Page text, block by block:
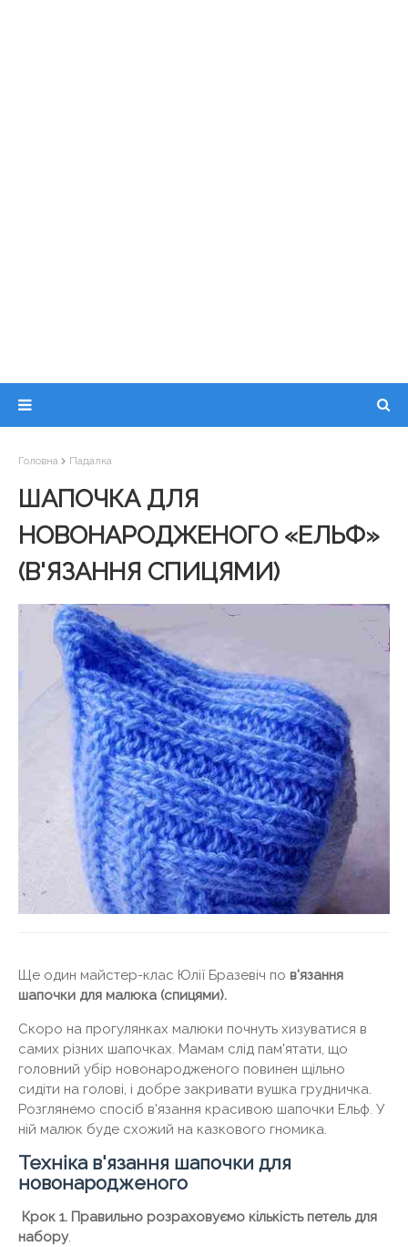
Головна Падалка
ШАПОЧКА ДЛЯ
НОВОНАРОДЖЕНОГО «ЕЛЬФ»
(В'ЯЗАННЯ СПИЦЯМИ)
Ще один майстер-клас Юлії Бразевіч по в'язання
шапочки для малюка (спицями).
Скоро на прогулянках малюки почнуть хизуватися в
самих різних шапочках. Мамам слід пам'ятати, що
головний убір новонародженого повинен щільно
сидіти на голові, і добре закривати вушка грудничка.
Розглянемо спосіб в'язання красивою шапочки Ельф. У
ній малюк буде схожий на казкового гномика.
Техніка в'язання шапочки для
новонародженого
Крок 1. Правильно розраховуємо кількість петель для
набору.